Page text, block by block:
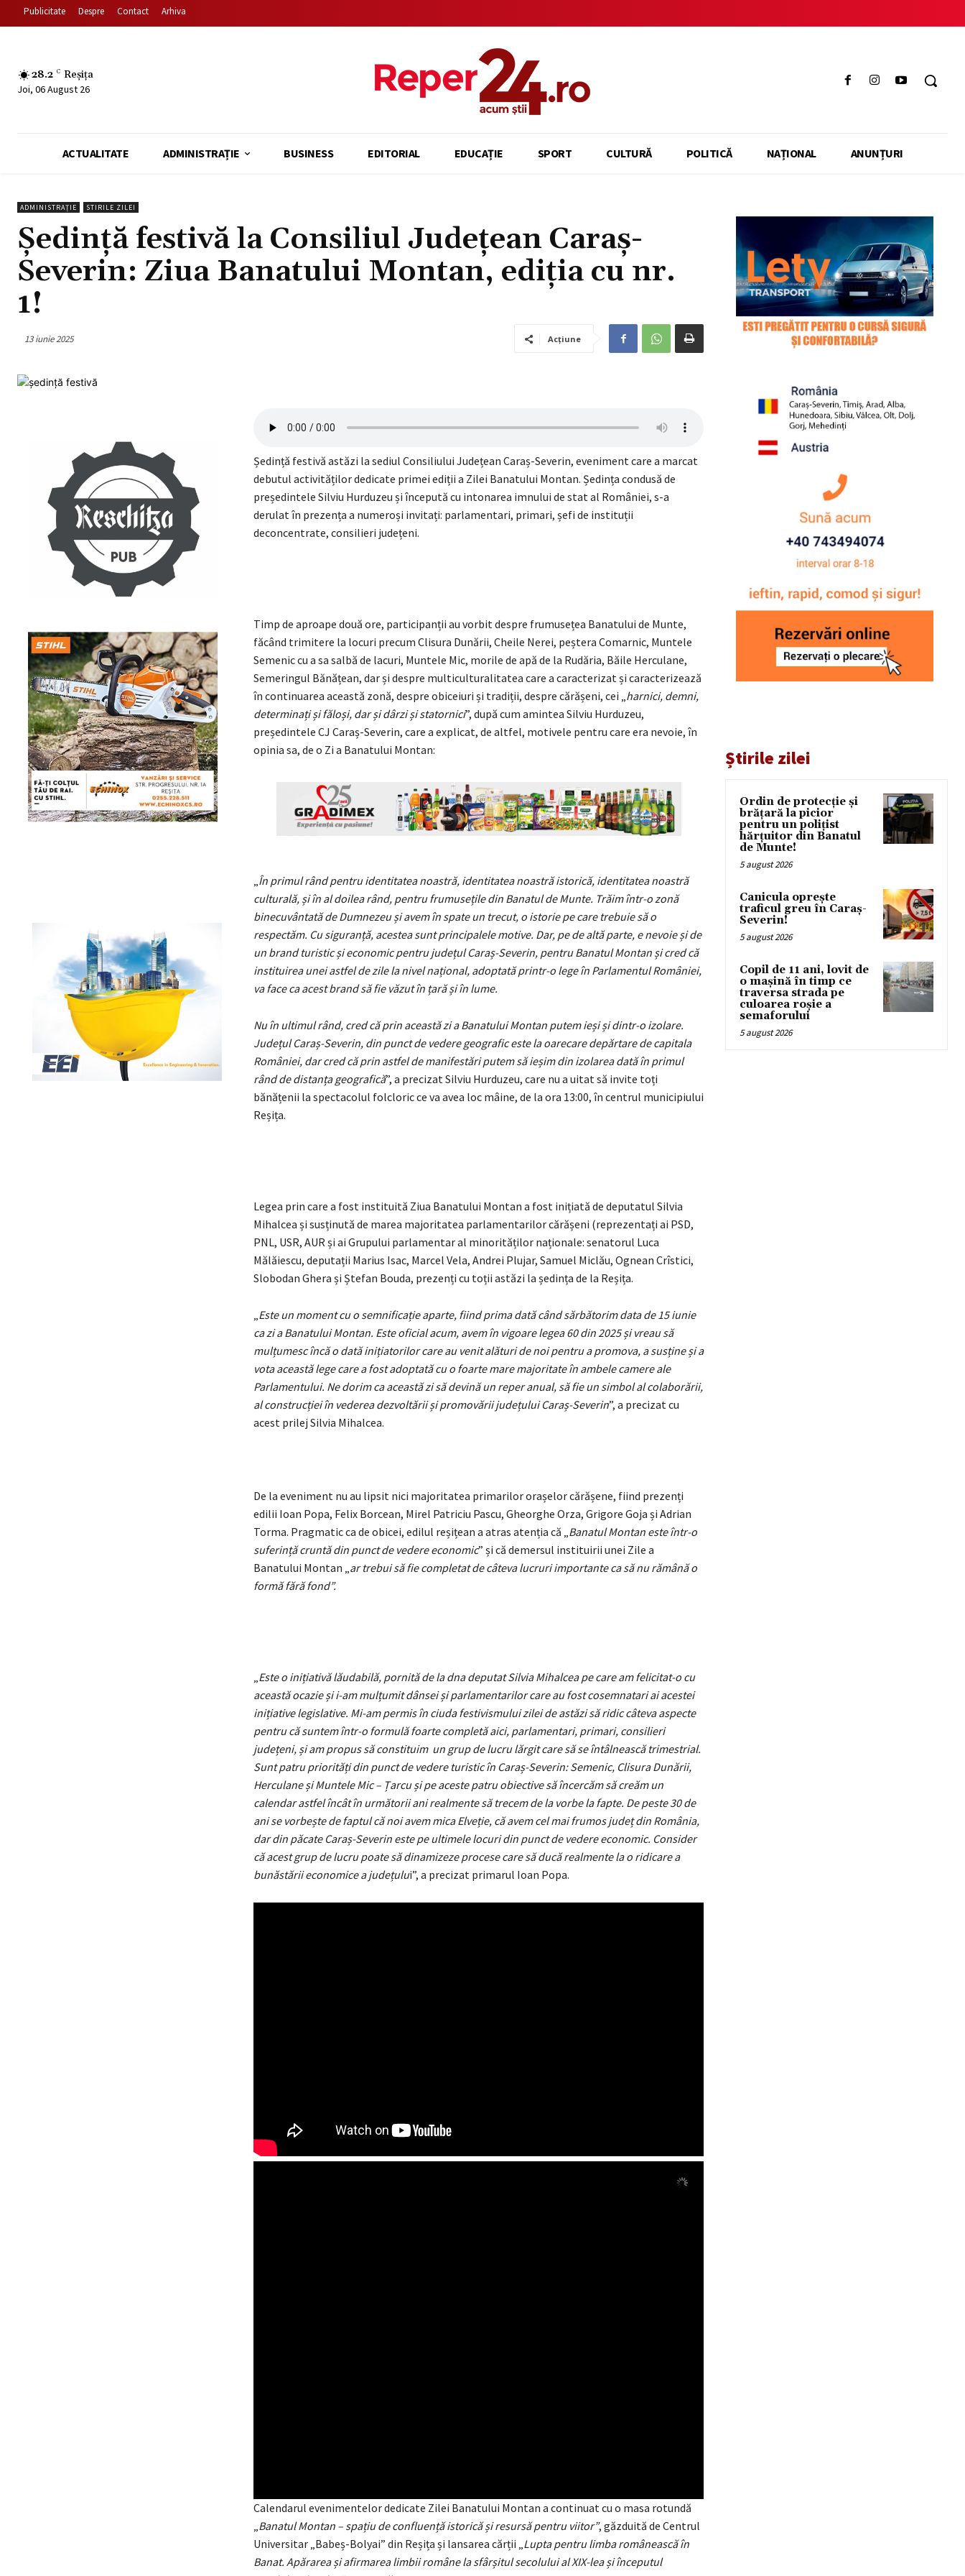
Publicitate Despre Contact Arhiva
28.2 C Reșița
Joi, 06 August 26
ACTUALITATE ADMINISTRAȚIE BUSINESS EDITORIAL EDUCAȚIE SPORT CULTURĂ POLITICĂ NAȚIONAL ANUNȚURI
ADMINISTRAȚIE STIRILE ZILEI
Ședință festivă la Consiliul Județean Caraș-
Severin: Ziua Banatului Montan, ediția cu nr.
1!
13 iunie 2025 Acțiune
Ședință festivă astăzi la sediul Consiliului Județean Caraș-Severin, eveniment care a marcat
debutul activităților dedicate primei ediții a Zilei Banatului Montan. Ședința condusă de
președintele Silviu Hurduzeu și începută cu intonarea imnului de stat al României, s-a
derulat în prezența a numeroși invitați: parlamentari, primari, șefi de instituții
deconcentrate, consilieri județeni.
Timp de aproape două ore, participanții au vorbit despre frumusețea Banatului de Munte,
făcând trimitere la locuri precum Clisura Dunării, Cheile Nerei, peștera Comarnic, Muntele
Semenic cu a sa salbă de lacuri, Muntele Mic, morile de apă de la Rudăria, Băile Herculane,
Semeringul Bănățean, dar și despre multiculturalitatea care a caracterizat și caracterizează
în continuarea această zonă, despre obiceiuri și tradiții, despre cărășeni, cei „harnici, demni,
determinați și făloși, dar și dârzi și statornici”, după cum amintea Silviu Hurduzeu,
președintele CJ Caraș-Severin, care a explicat, de altfel, motivele pentru care era nevoie, în
opinia sa, de o Zi a Banatului Montan:
„În primul rând pentru identitatea noastră, identitatea noastră istorică, identitatea noastră
culturală, și în al doilea rând, pentru frumusețile din Banatul de Munte. Trăim într-o zonă
binecuvântată de Dumnezeu și avem în spate un trecut, o istorie pe care trebuie să o
respectăm. Cu siguranță, acestea sunt principalele motive. Dar, pe de altă parte, e nevoie și de
un brand turistic și economic pentru județul Caraș-Severin, pentru Banatul Montan și cred că
instituirea unei astfel de zile la nivel național, adoptată printr-o lege în Parlamentul României,
va face ca acest brand să fie văzut în țară și în lume.
Nu în ultimul rând, cred că prin această zi a Banatului Montan putem ieși și dintr-o izolare.
Județul Caraș-Severin, din punct de vedere geografic este la oarecare depărtare de capitala
României, dar cred că prin astfel de manifestări putem să ieșim din izolarea dată în primul
rând de distanța geografică”, a precizat Silviu Hurduzeu, care nu a uitat să invite toți
bănățenii la spectacolul folcloric ce va avea loc mâine, de la ora 13:00, în centrul municipiului
Reșița.
Legea prin care a fost instituită Ziua Banatului Montan a fost inițiată de deputatul Silvia
Mihalcea și susținută de marea majoritatea parlamentarilor cărășeni (reprezentați ai PSD,
PNL, USR, AUR și ai Grupului parlamentar al minorităților naționale: senatorul Luca
Mălăiescu, deputații Marius Isac, Marcel Vela, Andrei Plujar, Samuel Miclău, Ognean Crîstici,
Slobodan Ghera și Ștefan Bouda, prezenți cu toții astăzi la ședința de la Reșița.
„Este un moment cu o semnificație aparte, fiind prima dată când sărbătorim data de 15 iunie
ca zi a Banatului Montan. Este oficial acum, avem în vigoare legea 60 din 2025 și vreau să
mulțumesc încă o dată inițiatorilor care au venit alături de noi pentru a promova, a susține și a
vota această lege care a fost adoptată cu o foarte mare majoritate în ambele camere ale
Parlamentului. Ne dorim ca această zi să devină un reper anual, să fie un simbol al colaborării,
al construcției în vederea dezvoltării și promovării județului Caraș-Severin”, a precizat cu
acest prilej Silvia Mihalcea.
De la eveniment nu au lipsit nici majoritatea primarilor orașelor cărășene, fiind prezenți
edilii Ioan Popa, Felix Borcean, Mirel Patriciu Pascu, Gheorghe Orza, Grigore Goja și Adrian
Torma. Pragmatic ca de obicei, edilul reșițean a atras atenția că „Banatul Montan este într-o
suferință cruntă din punct de vedere economic” și că demersul instituirii unei Zile a
Banatului Montan „ar trebui să fie completat de câteva lucruri importante ca să nu rămână o
formă fără fond”.
„Este o inițiativă lăudabilă, pornită de la dna deputat Silvia Mihalcea pe care am felicitat-o cu
această ocazie și i-am mulțumit dânsei și parlamentarilor care au fost cosemnatari ai acestei
inițiative legislative. Mi-am permis în ciuda festivismului zilei de astăzi să ridic câteva aspecte
pentru că suntem într-o formulă foarte completă aici, parlamentari, primari, consilieri
județeni, și am propus să constituim un grup de lucru lărgit care să se întâlnească trimestrial.
Sunt patru priorități din punct de vedere turistic în Caraș-Severin: Semenic, Clisura Dunării,
Herculane și Muntele Mic – Țarcu și pe aceste patru obiective să încercăm să creăm un
calendar astfel încât în următorii ani realmente să trecem de la vorbe la fapte. De peste 30 de
ani se vorbește de faptul că noi avem mica Elveție, că avem cel mai frumos județ din România,
dar din păcate Caraș-Severin este pe ultimele locuri din punct de vedere economic. Consider
că acest grup de lucru poate să dinamizeze procese care să ducă realmente la o ridicare a
bunăstării economice a județului”, a precizat primarul Ioan Popa.
Calendarul evenimentelor dedicate Zilei Banatului Montan a continuat cu o masa rotundă
„Banatul Montan – spațiu de confluență istorică și resursă pentru viitor”, găzduită de Centrul
Universitar „Babeș-Bolyai” din Reșița și lansarea cărții „Lupta pentru limba românească în
Banat. Apărarea și afirmarea limbii române la sfârșitul secolului al XIX-lea și începutul
Știrile zilei
Ordin de protecție și
brățară la picior
pentru un polițist
hărțuitor din Banatul
de Munte!
5 august 2026
Canicula oprește
traficul greu în Caraș-
Severin!
5 august 2026
Copil de 11 ani, lovit de
o mașină în timp ce
traversa strada pe
culoarea roșie a
semaforului
5 august 2026